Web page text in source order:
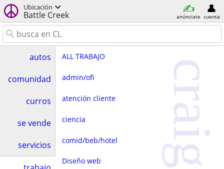
Ubicación
Battle Creek anúnciate cuenta
autos
comunidad
curros
se vende
servicios
ALL TRABAJO
admin/ofi
atención cliente
ciencia
comid/beb/hotel
Diseño web